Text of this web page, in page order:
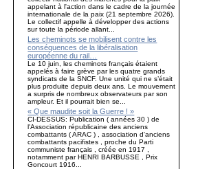
appelant à l'action dans le cadre de la journée
internationale de la paix (21 septembre 2026).
Le collectif appelle à développer des actions
sur toute la période allant...
Les cheminots se mobilisent contre les
conséquences de la libéralisation
européenne du rail…
Le 10 juin, les cheminots français étaient
appelés à faire grève par les quatre grands
syndicats de la SNCF. Une unité qui ne s’était
plus produite depuis deux ans. Le mouvement
a surpris de nombreux observateurs par son
ampleur. Et il pourrait bien se...
« Que maudite soit la Guerre ! »
CI-DESSUS: Publication ( années 30 ) de
l'Association républicaine des anciens
combattants ( ARAC ) , association d'anciens
combattants pacifistes , proche du Parti
communiste français , créée en 1917 ,
notamment par HENRI BARBUSSE , Prix
Goncourt 1916...